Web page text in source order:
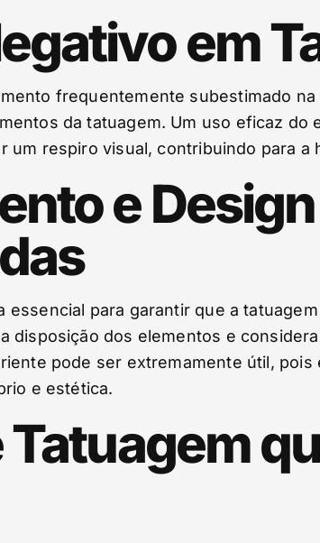
em
frequentemente subestimado
da tatuagem. Um uso eficaz
um respiro visual, contribuindo para a
e
essencial para garantir que a
disposição dos elementos e
pode ser extremamente útil,
e estética.
Tatuagem